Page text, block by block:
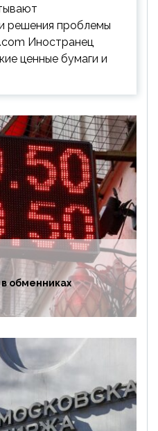
решения проблемы
Иностранец
ценные бумаги и
обменниках